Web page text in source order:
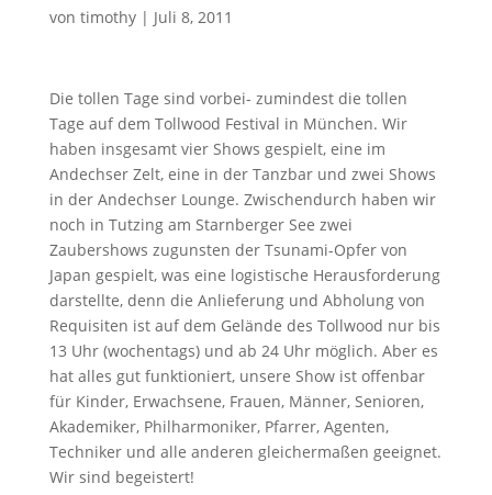
von timothy| Juli 8, 2011
Die tollen Tage sind vorbei- zumindest die tollen
Tage auf dem Tollwood Festival in München. Wir
haben insgesamt vier Shows gespielt, eine im
Andechser Zelt, eine in der Tanzbar und zwei Shows
in der Andechser Lounge. Zwischendurch haben wir
noch in Tutzing am Starnberger See zwei
Zaubershows zugunsten der Tsunami-Opfer von
Japan gespielt, was eine logistische Herausforderung
darstellte, denn die Anlieferung und Abholung von
Requisiten ist auf dem Gelände des Tollwood nur bis
13 Uhr (wochentags) und ab 24 Uhr möglich. Aber es
hat alles gut funktioniert, unsere Show ist offenbar
für Kinder, Erwachsene, Frauen, Männer, Senioren,
Akademiker, Philharmoniker, Pfarrer, Agenten,
Techniker und alle anderen gleichermaßen geeignet.
Wir sind begeistert!